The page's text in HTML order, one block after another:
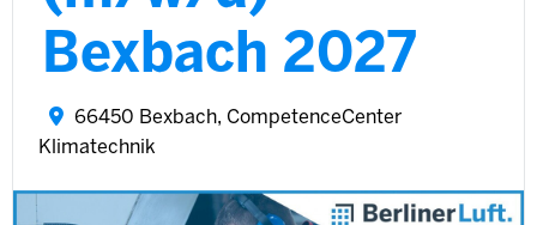
Bexbach 2027
66450 Bexbach, CompetenceCenter
Klimatechnik